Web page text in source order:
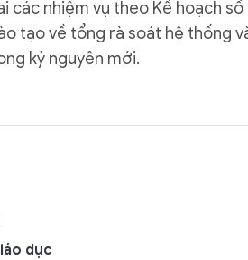
các nhiệm vụ theo Kế hoạch số
tạo về tổng rà soát hệ thống
kỷ nguyên mới.
dục